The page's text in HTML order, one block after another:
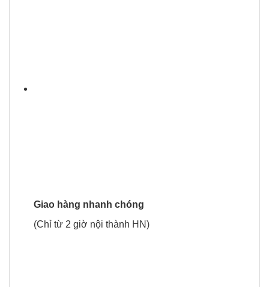
Giao hàng nhanh chóng
(Chỉ từ 2 giờ nội thành HN)